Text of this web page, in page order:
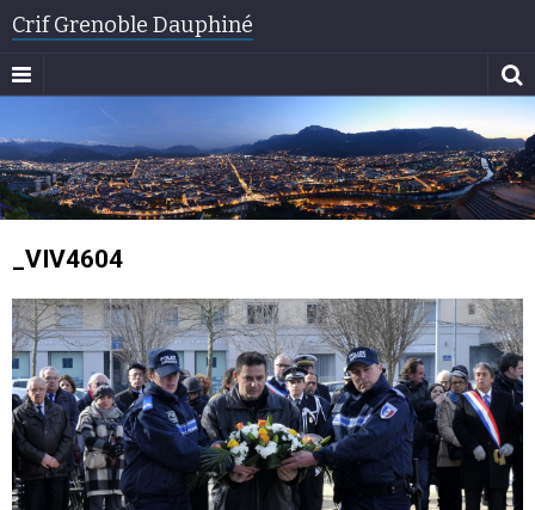
Crif Grenoble Dauphiné
_VIV4604